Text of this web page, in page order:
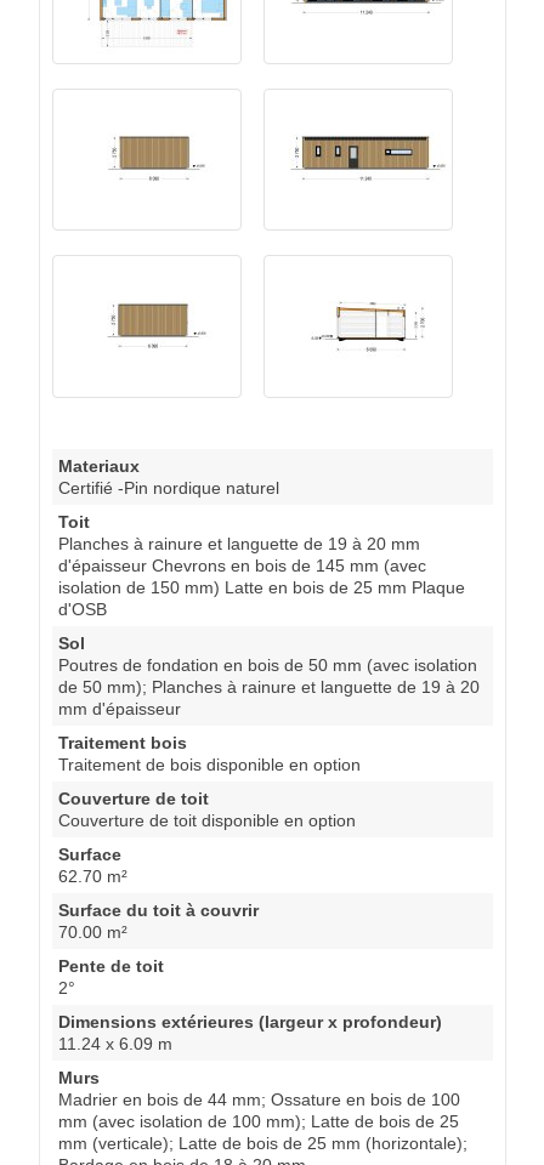
Materiaux
Certifié -Pin nordique naturel
Toit
Planches à rainure et languette de 19 à 20 mm
d'épaisseur Chevrons en bois de 145 mm (avec
isolation de 150 mm) Latte en bois de 25 mm Plaque
d'OSB
Sol
Poutres de fondation en bois de 50 mm (avec isolation
de 50 mm); Planches à rainure et languette de 19 à 20
mm d'épaisseur
Traitement bois
Traitement de bois disponible en option
Couverture de toit
Couverture de toit disponible en option
Surface
62.70 m²
Surface du toit à couvrir
70.00 m²
Pente de toit
2°
Dimensions extérieures (largeur x profondeur)
11.24 x 6.09 m
Murs
Madrier en bois de 44 mm; Ossature en bois de 100
mm (avec isolation de 100 mm); Latte de bois de 25
mm (verticale); Latte de bois de 25 mm (horizontale);